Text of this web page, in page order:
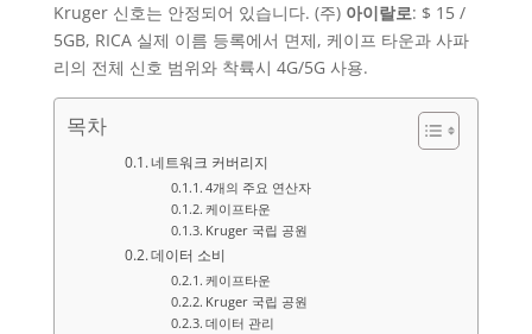
Kruger 신호는 안정되어 있습니다. (주) 아이랄로: $ 15 /
5GB, RICA 실제 이름 등록에서 면제, 케이프 타운과 사파
리의 전체 신호 범위와 착륙시 4G/5G 사용.
목차
네트워크 커버리지
4개의 주요 연산자
케이프타운
Kruger 국립 공원
데이터 소비
케이프타운
Kruger 국립 공원
데이터 관리